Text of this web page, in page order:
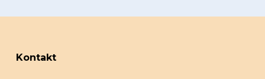
Kontakt